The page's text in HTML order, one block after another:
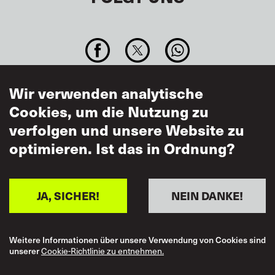
Nairobi
Kenya
Maharashtra State Workers' National
Union
400012
National Industrial Federation of
TEILEN
Footer
Barrierefreiheit
Wir verwenden analytische
Cookies, um die Nutzung zu
verfolgen und unsere Website zu
optimieren. Ist das in Ordnung?
NEIN DANKE!
JA, SICHER!
Weitere Informationen über unsere Verwendung von Cookies sind
unsererCookie-Richtlinie zu entnehmen.